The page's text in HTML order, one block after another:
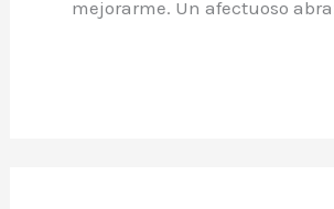
mejorarme. Un afectuoso